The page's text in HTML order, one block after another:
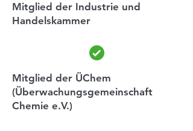
Mitglied der Industrie und
Handelskammer
Mitglied der ÜChem
(Überwachungsgemeinschaft
Chemie e.V.)